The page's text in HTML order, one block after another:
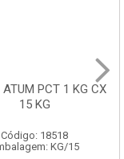
ATUM PCT 1 KG CX
Código: 18518